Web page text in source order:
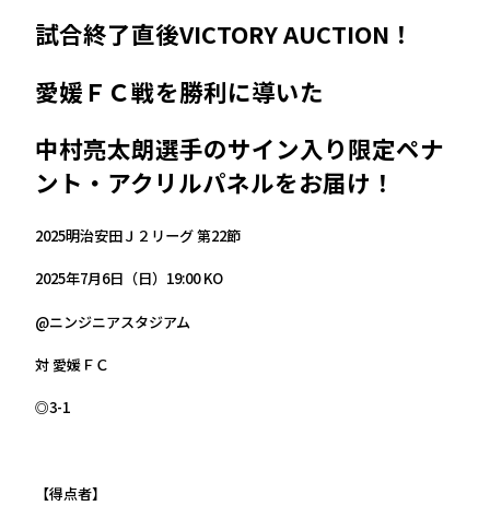
試合終了直後VICTORY AUCTION！
愛媛ＦＣ戦を勝利に導いた
中村亮太朗選手のサイン入り限定ペナ
ント・アクリルパネルをお届け！
2025明治安田Ｊ２リーグ 第22節
2025年7月6日（日）19:00 KO
@ニンジニアスタジアム
対 愛媛ＦＣ
◎3-1
【得点者】